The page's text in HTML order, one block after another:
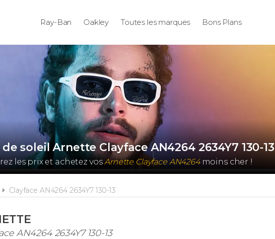
Ray-Ban Oakley Toutes les marques Bons Plans
soleil Arnette Clayface AN4264 2634Y7 130-13
les prix et achetez vosArnette Clayface AN4264moins cher !
Clayface AN4264 2634Y7 130-13
AN4264 2634Y7 130-13